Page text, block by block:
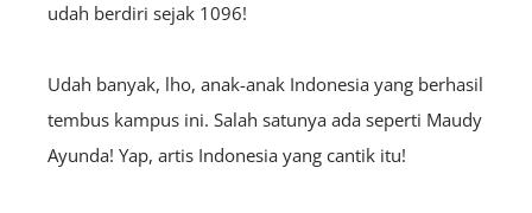
udah berdiri sejak 1096!
Udah banyak, lho, anak-anak Indonesia yang berhasil
tembus kampus ini. Salah satunya ada seperti Maudy
Ayunda! Yap, artis Indonesia yang cantik itu!